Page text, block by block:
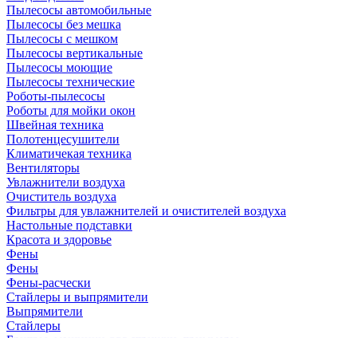
Пылесосы автомобильные
Пылесосы без мешка
Пылесосы с мешком
Пылесосы вертикальные
Пылесосы моющие
Пылесосы технические
Роботы-пылесосы
Роботы для мойки окон
Швейная техника
Полотенцесушители
Климатичекая техника
Вентиляторы
Увлажнители воздуха
Очиститель воздуха
Фильтры для увлажнителей и очистителей воздуха
Настольные подставки
Красота и здоровье
Фены
Фены
Фены-расчески
Стайлеры и выпрямители
Выпрямители
Стайлеры